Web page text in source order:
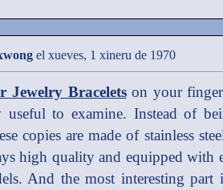
el xueves, 1 xineru de 1970
Jewelry Braceletson your
useful to examine. Instead of
copies are made of stainless
high quality and equipped with
And the most interesting